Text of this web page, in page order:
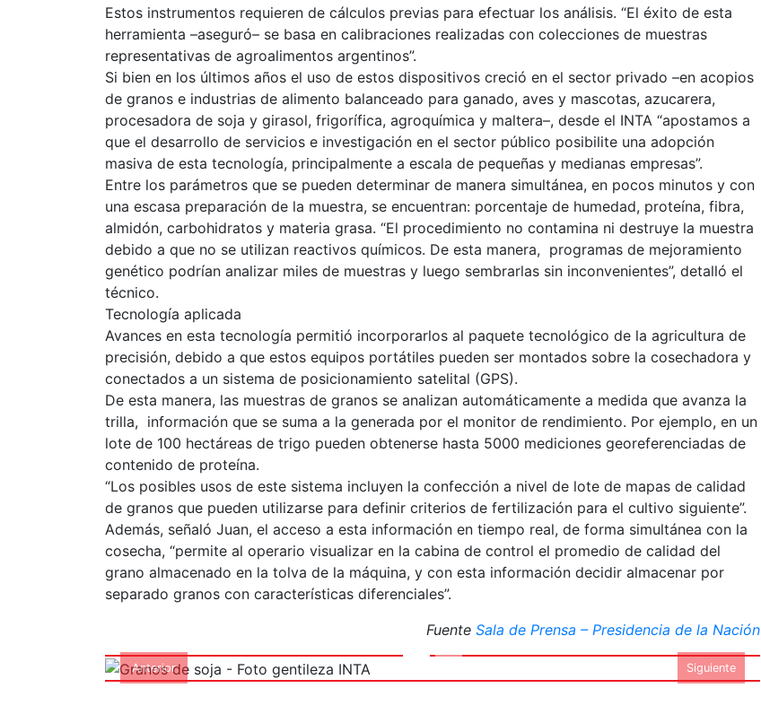
Estos instrumentos requieren de cálculos previas para efectuar los análisis. “El éxito de esta
herramienta –aseguró– se basa en calibraciones realizadas con colecciones de muestras
representativas de agroalimentos argentinos”.
Si bien en los últimos años el uso de estos dispositivos creció en el sector privado –en acopios
de granos e industrias de alimento balanceado para ganado, aves y mascotas, azucarera,
procesadora de soja y girasol, frigorífica, agroquímica y maltera–, desde el INTA “apostamos a
que el desarrollo de servicios e investigación en el sector público posibilite una adopción
masiva de esta tecnología, principalmente a escala de pequeñas y medianas empresas”.
Entre los parámetros que se pueden determinar de manera simultánea, en pocos minutos y con
una escasa preparación de la muestra, se encuentran: porcentaje de humedad, proteína, fibra,
almidón, carbohidratos y materia grasa. “El procedimiento no contamina ni destruye la muestra
debido a que no se utilizan reactivos químicos. De esta manera, programas de mejoramiento
genético podrían analizar miles de muestras y luego sembrarlas sin inconvenientes”, detalló el
técnico.
Tecnología aplicada
Avances en esta tecnología permitió incorporarlos al paquete tecnológico de la agricultura de
precisión, debido a que estos equipos portátiles pueden ser montados sobre la cosechadora y
conectados a un sistema de posicionamiento satelital (GPS).
De esta manera, las muestras de granos se analizan automáticamente a medida que avanza la
trilla, información que se suma a la generada por el monitor de rendimiento. Por ejemplo, en un
lote de 100 hectáreas de trigo pueden obtenerse hasta 5000 mediciones georeferenciadas de
contenido de proteína.
“Los posibles usos de este sistema incluyen la confección a nivel de lote de mapas de calidad
de granos que pueden utilizarse para definir criterios de fertilización para el cultivo siguiente”.
Además, señaló Juan, el acceso a esta información en tiempo real, de forma simultánea con la
cosecha, “permite al operario visualizar en la cabina de control el promedio de calidad del
grano almacenado en la tolva de la máquina, y con esta información decidir almacenar por
separado granos con características diferenciales”.
Fuente Sala de Prensa – Presidencia de la Nación
Granos de soja - Foto gentileza INTA
Anterior Siguiente